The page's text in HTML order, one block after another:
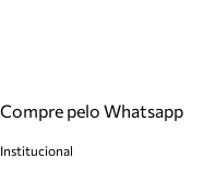
Compre pelo Whatsapp
Institucional